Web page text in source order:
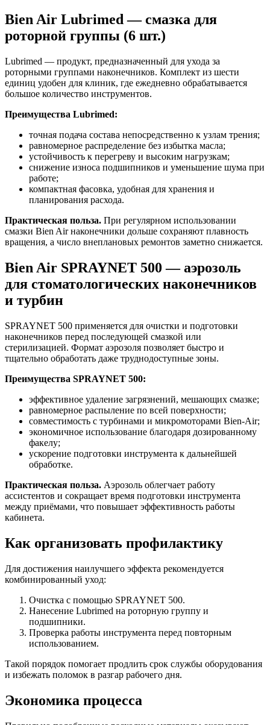
Bien Air Lubrimed — смазка для
роторной группы (6 шт.)
Lubrimed — продукт, предназначенный для ухода за
роторными группами наконечников. Комплект из шести
единиц удобен для клиник, где ежедневно обрабатывается
большое количество инструментов.
Преимущества Lubrimed:
точная подача состава непосредственно к узлам трения;
равномерное распределение без избытка масла;
устойчивость к перегреву и высоким нагрузкам;
снижение износа подшипников и уменьшение шума при
работе;
компактная фасовка, удобная для хранения и
планирования расхода.
Практическая польза. При регулярном использовании
смазки Bien Air наконечники дольше сохраняют плавность
вращения, а число внеплановых ремонтов заметно снижается.
Bien Air SPRAYNET 500 — аэрозоль
для стоматологических наконечников
и турбин
SPRAYNET 500 применяется для очистки и подготовки
наконечников перед последующей смазкой или
стерилизацией. Формат аэрозоля позволяет быстро и
тщательно обработать даже труднодоступные зоны.
Преимущества SPRAYNET 500:
эффективное удаление загрязнений, мешающих смазке;
равномерное распыление по всей поверхности;
совместимость с турбинами и микромоторами Bien-Air;
экономичное использование благодаря дозированному
факелу;
ускорение подготовки инструмента к дальнейшей
обработке.
Практическая польза. Аэрозоль облегчает работу
ассистентов и сокращает время подготовки инструмента
между приёмами, что повышает эффективность работы
кабинета.
Как организовать профилактику
Для достижения наилучшего эффекта рекомендуется
комбинированный уход:
Очистка с помощью SPRAYNET 500.
Нанесение Lubrimed на роторную группу и
подшипники.
Проверка работы инструмента перед повторным
использованием.
Такой порядок помогает продлить срок службы оборудования
и избежать поломок в разгар рабочего дня.
Экономика процесса